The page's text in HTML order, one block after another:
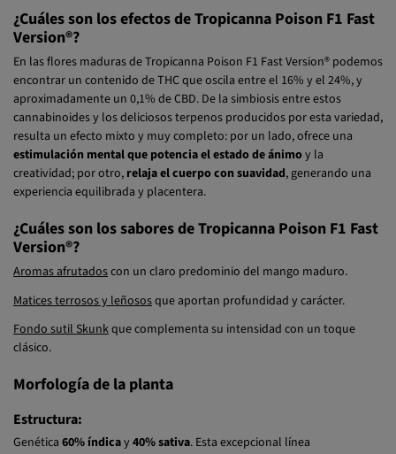
¿Cuáles son los efectos de Tropicanna Poison F1 Fast
Version®?
En las flores maduras de Tropicanna Poison F1 Fast Version® podemos
encontrar un contenido de THC que oscila entre el 16% y el 24%, y
aproximadamente un 0,1% de CBD. De la simbiosis entre estos
cannabinoides y los deliciosos terpenos producidos por esta variedad,
resulta un efecto mixto y muy completo: por un lado, ofrece una
estimulación mental que potencia el estado de ánimoy la
creatividad; por otro,relaja el cuerpo con suavidad
¿Cuáles son los sabores de Tropicanna Poison F1 Fast
Version®?
Fondo sutil Skunk
Estructura: